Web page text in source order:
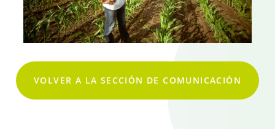
VOLVER A LA SECCIÓN DE COMUNICACIÓN